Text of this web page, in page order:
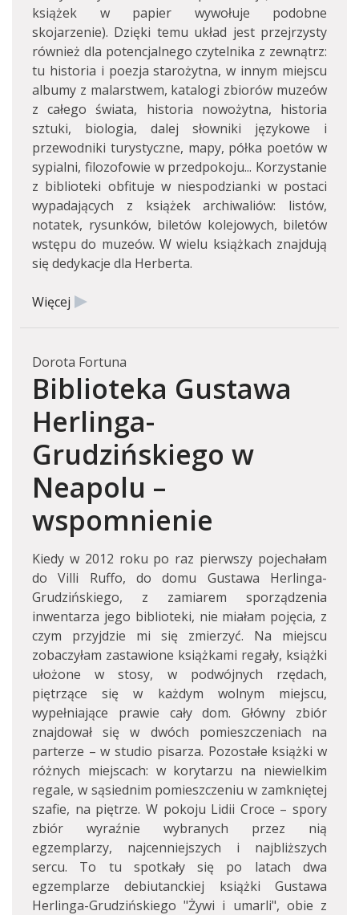
książek w papier wywołuje podobne
skojarzenie). Dzięki temu układ jest przejrzysty
również dla potencjalnego czytelnika z zewnątrz:
tu historia i poezja starożytna, w innym miejscu
albumy z malarstwem, katalogi zbiorów muzeów
z całego świata, historia nowożytna, historia
sztuki, biologia, dalej słowniki językowe i
przewodniki turystyczne, mapy, półka poetów w
sypialni, filozofowie w przedpokoju... Korzystanie
z biblioteki obfituje w niespodzianki w postaci
wypadających z książek archiwaliów: listów,
notatek, rysunków, biletów kolejowych, biletów
wstępu do muzeów. W wielu książkach znajdują
się dedykacje dla Herberta.
Więcej
Dorota Fortuna
Biblioteka Gustawa
Herlinga-
Grudzińskiego w
Neapolu –
wspomnienie
Kiedy w 2012 roku po raz pierwszy pojechałam
do Villi Ruffo, do domu Gustawa Herlinga-
Grudzińskiego, z zamiarem sporządzenia
inwentarza jego biblioteki, nie miałam pojęcia, z
czym przyjdzie mi się zmierzyć. Na miejscu
zobaczyłam zastawione książkami regały, książki
ułożone w stosy, w podwójnych rzędach,
piętrzące się w każdym wolnym miejscu,
wypełniające prawie cały dom. Główny zbiór
znajdował się w dwóch pomieszczeniach na
parterze – w studio pisarza. Pozostałe książki w
różnych miejscach: w korytarzu na niewielkim
regale, w sąsiednim pomieszczeniu w zamkniętej
szafie, na piętrze. W pokoju Lidii Croce – spory
zbiór wyraźnie wybranych przez nią
egzemplarzy, najcenniejszych i najbliższych
sercu. To tu spotkały się po latach dwa
egzemplarze debiutanckiej książki Gustawa
Herlinga-Grudzińskiego "Żywi i umarli", obie z